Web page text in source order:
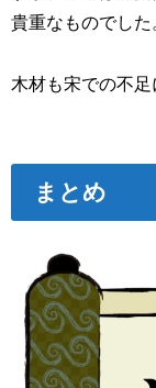
貴重なものでした
木材も宋での不足
まとめ